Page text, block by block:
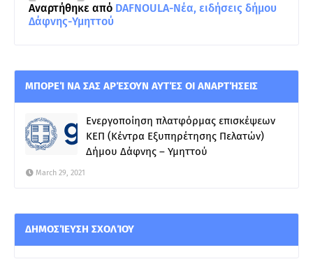
Αναρτήθηκε από DAFNOULA-Νέα, ειδήσεις δήμου
Δάφνης-Υμηττού
ΜΠΟΡΕΊ ΝΑ ΣΑΣ ΑΡΈΣΟΥΝ ΑΥΤΈΣ ΟΙ ΑΝΑΡΤΉΣΕΙΣ
Ενεργοποίηση πλατφόρμας επισκέψεων
ΚΕΠ (Κέντρα Εξυπηρέτησης Πελατών)
Δήμου Δάφνης – Υμηττού
March 29, 2021
ΔΗΜΟΣΊΕΥΣΗ ΣΧΟΛΊΟΥ